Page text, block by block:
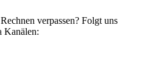
verpassen? Folgt uns
Kanälen: